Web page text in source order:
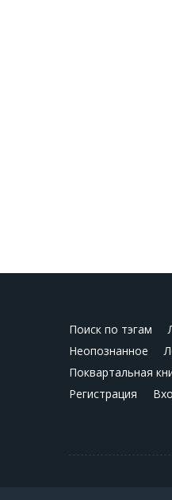
Поиск по тэгам
Неопознанное
Поквартальная
Регистрация